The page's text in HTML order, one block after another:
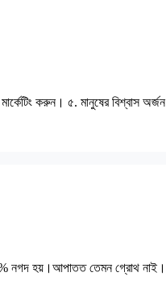
করুন। ৫. মানুষের বিশ্বাস
নগদ হয়।আপাতত তেমন গ্রোথ